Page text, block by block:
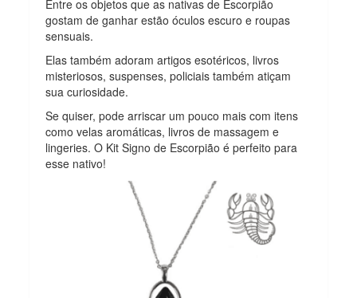
Entre os objetos que as nativas de Escorpião
gostam de ganhar estão óculos escuro e roupas
sensuais.
Elas também adoram artigos esotéricos, livros
misteriosos, suspenses, policiais também atiçam
sua curiosidade.
Se quiser, pode arriscar um pouco mais com itens
como velas aromáticas, livros de massagem e
lingeries. O Kit Signo de Escorpião é perfeito para
esse nativo!